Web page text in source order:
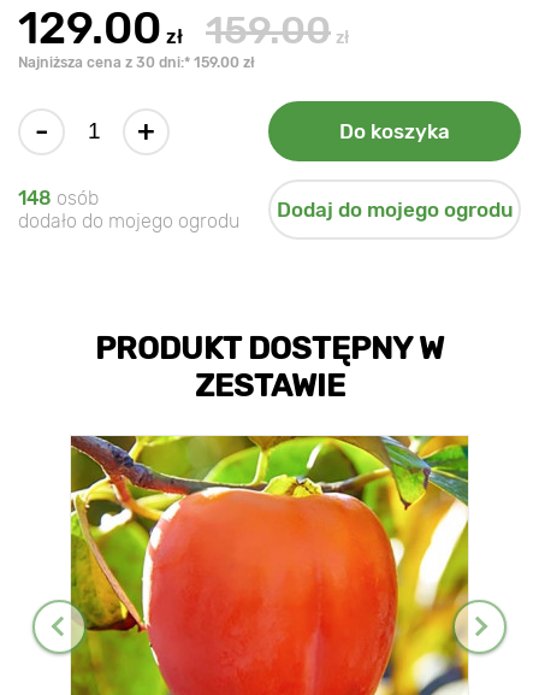
129.00 zł 159.00 zł
Najniższa cena z 30 dni:* 159.00 zł
- + Do koszyka
148 osób
dodało do mojego ogrodu
Dodaj do mojego ogrodu
PRODUKT DOSTĘPNY W
ZESTAWIE